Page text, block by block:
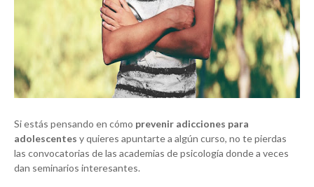
Si estás pensando en cómo prevenir adicciones para
adolescentes y quieres apuntarte a algún curso, no te pierdas
las convocatorias de las academias de psicología donde a veces
dan seminarios interesantes.